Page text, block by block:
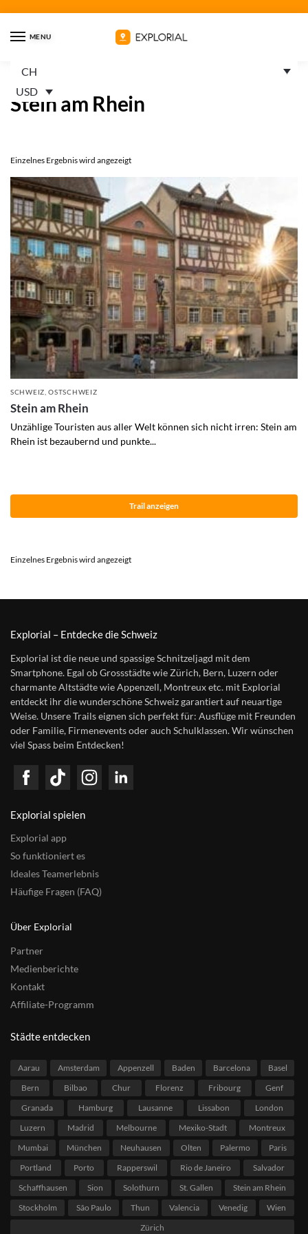
MENU
CH
USD
Startseite
Stein am Rhein
Einzelnes Ergebnis wird angezeigt
SCHWEIZ ,OSTSCHWEIZ
Stein am Rhein
Unzählige Touristen aus aller Welt können sich nicht irren: Stein am
Rhein ist bezaubernd und punkte...
Trail anzeigen
Einzelnes Ergebnis wird angezeigt
Explorial – Entdecke die Schweiz
Explorial ist die neue und spassige Schnitzeljagd mit dem
Smartphone. Egal ob Grossstädte wie Zürich, Bern, Luzern oder
charmante Altstädte wie Appenzell, Montreux etc. mit Explorial
entdeckt ihr die wunderschöne Schweiz garantiert auf neuartige
Weise. Unsere Trails eignen sich perfekt für: Ausflüge mit Freunden
oder Familie, Firmenevents oder auch Schulklassen. Wir wünschen
viel Spass beim Entdecken!
Explorial spielen
Explorial app
So funktioniert es
Ideales Teamerlebnis
Häufige Fragen (FAQ)
Über Explorial
Partner
Medienberichte
Kontakt
Affiliate-Programm
Städte entdecken
Aarau Amsterdam Appenzell Baden Barcelona
Basel
Bern
Bilbao Chur Florenz Fribourg
Genf
Granada
Hamburg Lausanne Lissabon
London
Luzern
Madrid Melbourne Mexiko-Stadt
Montreux
Mumbai
München Neuhausen Olten Palermo
Paris
Portland
Porto Rapperswil Rio de Janeiro
Salvador
Schaffhausen
Sion Solothurn St. Gallen
Stein am Rhein
Stockholm
São Paulo Thun Valencia Venedig
Wien
Zürich